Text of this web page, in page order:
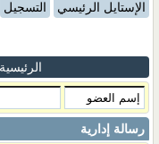
الإستايل الرئيسي التسجيل
الرئيسية
رسالة إدارية